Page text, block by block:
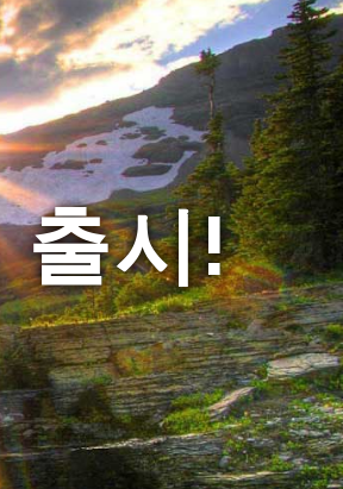
출시!